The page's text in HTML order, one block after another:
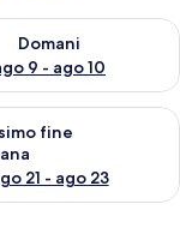
8 - ago 9
Domani
9 - ago 10
disponibilità per
ago 14 -
fine
21 - ago 23
disponibilità per il